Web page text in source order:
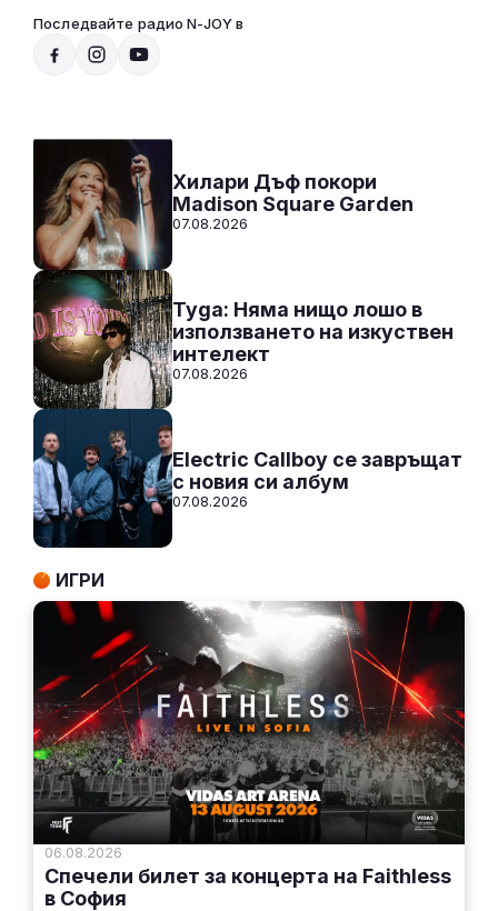
Последвайте радио N-JOY в
СЛУШАЙ
12:00 - 00:00
Хилари Дъф покори
Madison Square Garden
07.08.2026
Tyga: Няма нищо лошо в
използването на изкуствен
интелект
07.08.2026
Electric Callboy се завръщат
с новия си албум
07.08.2026
ИГРИ
06.08.2026
Спечели билет за концерта на Faithless
в София